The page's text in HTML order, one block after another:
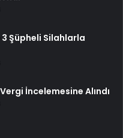
3 Şüpheli Silahlarla
İncelemesine Alındı